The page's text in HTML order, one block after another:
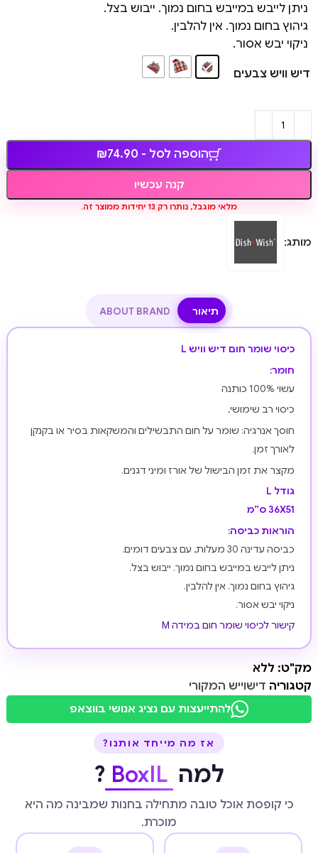
ניתן לייבש במייבש בחום נמוך. ייבוש בצל.
גיהוץ בחום נמוך. אין להלבין.
ניקוי יבש אסור.
דיש וויש צבעים
הוספה לסל - ₪74.90
קנה עכשיו
מלאי מוגבל, נותרו רק 13 יחידות ממוצר זה.
מותג:
תיאור ABOUT BRAND
כיסוי שומר חום דיש וויש L
חומר:
עשוי 100% כותנה
כיסוי רב שימושי,
חוסך אנרגיה: שומר על חום התבשילים והמשקאות בסיר או בקנקן
לאורך זמן.
מקצר את זמן הבישול של אורז ומיני דגנים.
גודל L
36X51 ס”מ
הוראות כביסה:
כביסה עדינה 30 מעלות, עם צבעים דומים.
ניתן לייבש במייבש בחום נמוך. ייבוש בצל.
גיהוץ בחום נמוך. אין להלבין.
ניקוי יבש אסור.
קישור לכיסוי שומר חום במידה M
מק"ט: ללא
קטגוריה דישוייש המקורי
להתייעצות עם נציג אנושי בווצאפ
אז מה מייחד אותנו?
למה BoxIL
?
כי קופסת אוכל טובה מתחילה בחנות שמבינה מה היא
מוכרת.